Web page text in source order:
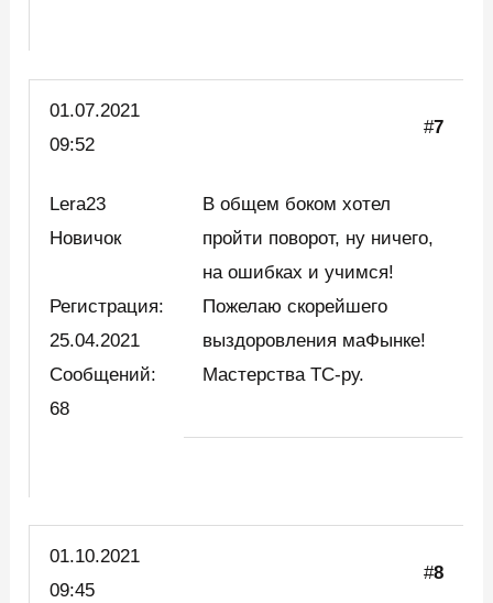
01.07.2021
09:52
#7
Lera23
Новичок
Регистрация:
25.04.2021
Сообщений:
68
В общем боком хотел
пройти поворот, ну ничего,
на ошибках и учимся!
Пожелаю скорейшего
выздоровления маФынке!
Мастерства ТС-ру.
01.10.2021
09:45
#8